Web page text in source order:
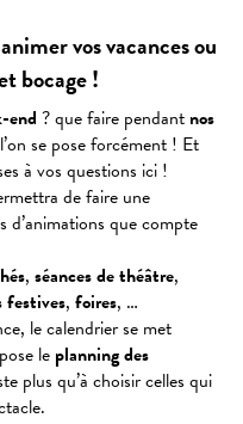
vos vacances ou
bocage !
end ? que faire pendant nos
se pose forcément ! Et
à vos questions ici !
de faire une
d’animations que compte
, séancesdethéâtre,
festives, foires, …
le calendrier se met
le planning des
plus qu’à choisir celles qui